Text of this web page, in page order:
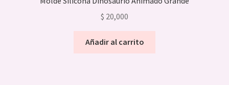
$ 20,000
Añadir al carrito